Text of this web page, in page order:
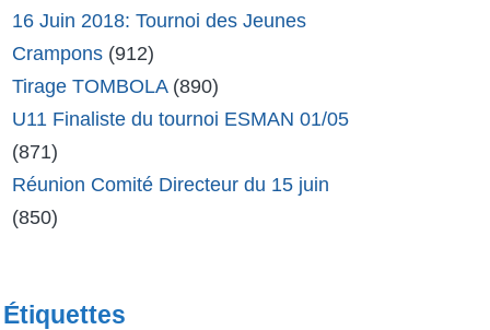
16 Juin 2018: Tournoi des Jeunes
Crampons (912)
Tirage TOMBOLA (890)
U11 Finaliste du tournoi ESMAN 01/05
(871)
Réunion Comité Directeur du 15 juin
(850)
Étiquettes